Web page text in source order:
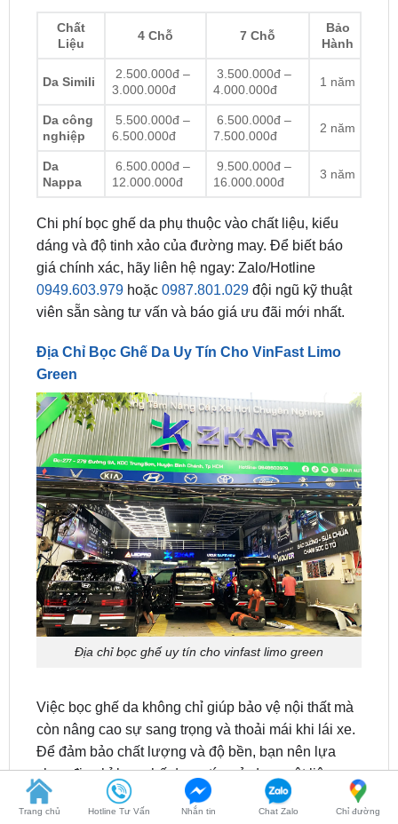
Da Simili
2.500.000đ –
3.000.000đ
3.500.000đ –
4.000.000đ
1 năm
nghiệp
5.500.000đ –
6.500.000đ
6.500.000đ –
7.500.000đ
2 năm
Da
Nappa
6.500.000đ –
12.000.000đ
9.500.000đ –
16.000.000đ
3 năm
Chi phí bọc ghế da phụ thuộc vào chất liệu, kiểu
giá chính xác, hãy liên hệ ngay: Zalo/Hotline
0949.603.979hoặc 0987.801.029đội ngũ kỹ thuật
viên sẵn sàng tư vấn và báo giá ưu đãi mới nhất.
Địa Chỉ Bọc Ghế Da Uy Tín Cho VinFast Limo
Địa chỉ bọc ghế uy tín cho vinfast limo green
Việc bọc ghế da không chỉ giúp bảo vệ nội thất mà
Để đảm bảo chất lượng và độ bền, bạn nên lựa
chọn địa chỉ bọc ghế da uy tín, sử dụng vật liệu cao
cấp, đường may tỉ mỉ và chế độ bảo hành rõ ràng.
ZKar Auto – Trung tâm chăm sóc xe hơi hàng đầu
tại TP.HCM, tự hào là địa chỉ
bọc ghế da uy tín
Trang chủ Hotline Tư Vấn Nhắn tin Chat Zalo Chỉ đường